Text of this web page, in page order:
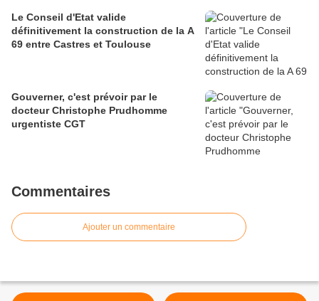
Le Conseil d'Etat valide
définitivement la construction de la A
69 entre Castres et Toulouse
Gouverner, c'est prévoir par le
docteur Christophe Prudhomme
urgentiste CGT
Commentaires
Ajouter un commentaire